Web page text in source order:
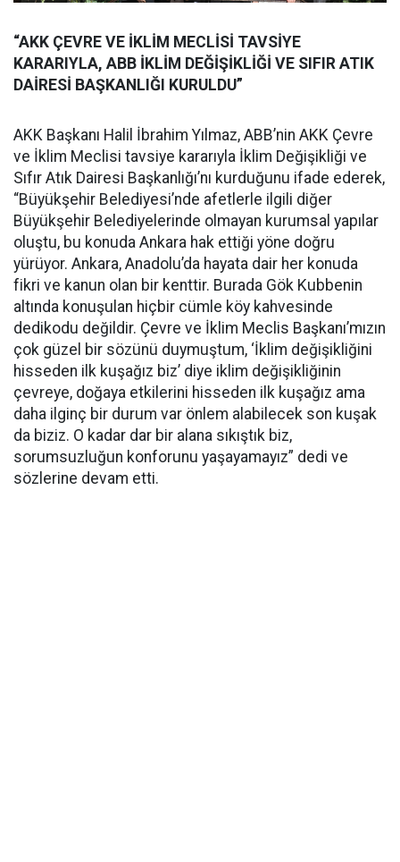
“AKK ÇEVRE VE İKLİM MECLİSİ TAVSİYE
KARARIYLA, ABB İKLİM DEĞİŞİKLİĞİ VE SIFIR ATIK
DAİRESİ BAŞKANLIĞI KURULDU”
AKK Başkanı Halil İbrahim Yılmaz, ABB’nin AKK Çevre
ve İklim Meclisi tavsiye kararıyla İklim Değişikliği ve
Sıfır Atık Dairesi Başkanlığı’nı kurduğunu ifade ederek,
“Büyükşehir Belediyesi’nde afetlerle ilgili diğer
Büyükşehir Belediyelerinde olmayan kurumsal yapılar
oluştu, bu konuda Ankara hak ettiği yöne doğru
yürüyor. Ankara, Anadolu’da hayata dair her konuda
fikri ve kanun olan bir kenttir. Burada Gök Kubbenin
altında konuşulan hiçbir cümle köy kahvesinde
dedikodu değildir. Çevre ve İklim Meclis Başkanı’mızın
çok güzel bir sözünü duymuştum, ‘İklim değişikliğini
hisseden ilk kuşağız biz’ diye iklim değişikliğinin
çevreye, doğaya etkilerini hisseden ilk kuşağız ama
daha ilginç bir durum var önlem alabilecek son kuşak
da biziz. O kadar dar bir alana sıkıştık biz,
sorumsuzluğun konforunu yaşayamayız” dedi ve
sözlerine devam etti.